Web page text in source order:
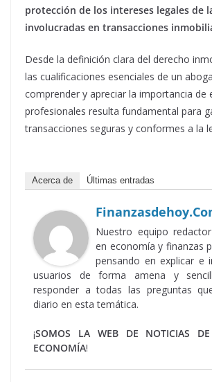
protección de los intereses legales de
involucradas en transacciones
Desde la definición clara del derecho
las cualificaciones esenciales de un
comprender y apreciar la importancia de
profesionales resulta fundamental para
transacciones seguras y conformes a la
Acerca de Últimas entradas
Nuestro equipo
en economía y finanzas
pensando en explicar e
usuarios de forma amena y
responder a todas las preguntas
diario en esta temática.
¡SOMOS LA WEB DE NOTICIAS
ECONOMÍA!